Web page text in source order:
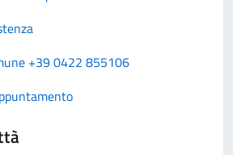
+39 0422 855106